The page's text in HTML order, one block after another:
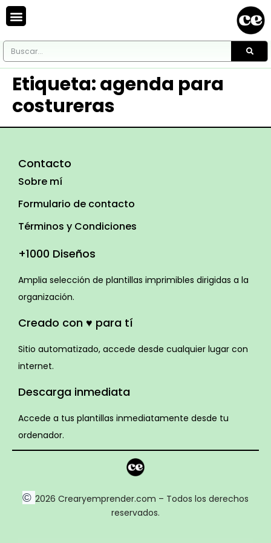
Etiqueta:agenda para
costureras
Contacto
Sobre mí
Formulario de contacto
Términos y Condiciones
+1000 Diseños
Amplia selección de plantillas imprimibles dirigidas a la
organización.
Creado con ♥ para tí
Sitio automatizado, accede desde cualquier lugar con
internet.
Descarga inmediata
Accede a tus plantillas inmediatamente desde tu
ordenador.
© 2026 Crearyemprender.com – Todos los derechos
reservados.